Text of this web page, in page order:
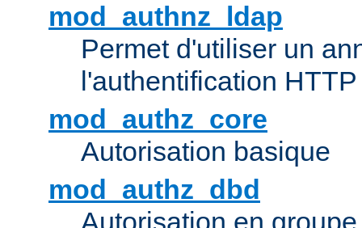
mod_authnz_ldap
Permet d'utiliser un
l'authentification
mod_authz_core
Autorisation basique
mod_authz_dbd
Autorisation en